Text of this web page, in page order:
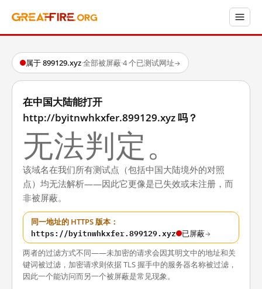
属于 899129.xyz·全部被屏蔽·4 个已测试网址→
在中国大陆能打开
http://byitnwhkxfer.899129.xyz 吗？
无法判定。
该域名在我们所有测试点（包括中国大陆境外的对照
点）均无法解析——因此它更像是已失效或未注册，而
非被屏蔽。
同一地址的 HTTPS 版本：
https://byitnwhkxfer.899129.xyz 已屏蔽→
两者的过滤方式不同——未加密的请求会因其明文中的地址和关
键词被过滤，加密请求则依据 TLS 握手中的服务器名称被过滤，
因此一个能访问而另一个被屏蔽是常见现象。